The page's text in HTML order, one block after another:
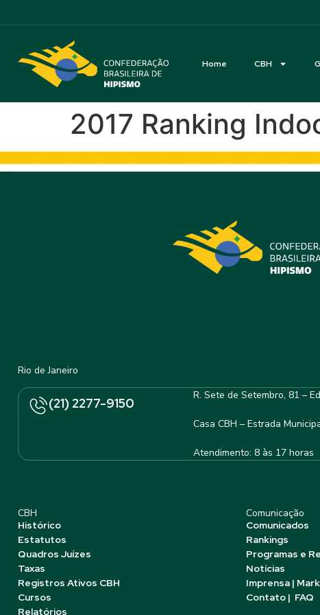
Home CBH
2017 Ranking
Rio de Janeiro
(21) 2277-9150
R. Sete de Setembro, 81 –
Casa CBH – Estrada
Atendimento: 8 às 17 horas
CBH
Histórico
Estatutos
Quadros Juízes
Taxas
Registros Ativos CBH
Cursos
Relatórios
Comunicação
Comunicados
Rankings
Programas e
Notícias
Imprensa |
Contato | FAQ